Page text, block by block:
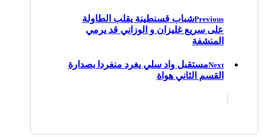
Previousشباب قسنطينة يقلب الطاولة
على سريع غليزان و الوزاني قد يرمي
المنشفة
Nextمستقبل واد سلي يغرد منفردا بصدارة
القسم الثاني هواة